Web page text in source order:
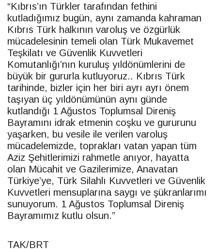
“Kıbrıs’ın Türkler tarafından fethini
kutladığımız bugün, aynı zamanda kahraman
Kıbrıs Türk halkının varoluş ve özgürlük
mücadelesinin temeli olan Türk Mukavemet
Teşkilatı ve Güvenlik Kuvvetleri
Komutanlığı’nın kuruluş yıldönümlerini de
büyük bir gururla kutluyoruz.. Kıbrıs Türk
tarihinde, bizler için her biri ayrı ayrı önem
taşıyan üç yıldönümünün aynı günde
kutlandığı 1 Ağustos Toplumsal Direniş
Bayramını idrak etmenin coşku ve gururunu
yaşarken, bu vesile ile verilen varoluş
mücadelemizde, toprakları vatan yapan tüm
Aziz Şehitlerimizi rahmetle anıyor, hayatta
olan Mücahit ve Gazilerimize, Anavatan
Türkiye’ye, Türk Silahlı Kuvvetleri ve Güvenlik
Kuvvetleri mensuplarına saygı ve şükranlarımı
sunuyorum. 1 Ağustos Toplumsal Direniş
Bayramımız kutlu olsun.”
TAK/BRT